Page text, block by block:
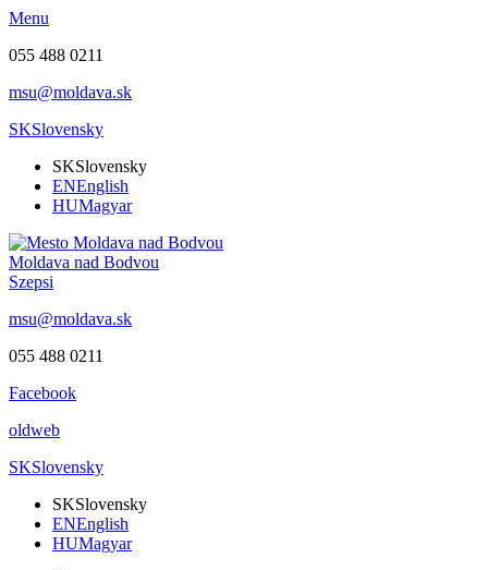
Menu
055 488 0211
msu@moldava.sk
SKSlovensky
SKSlovensky
ENEnglish
HUMagyar
Moldava nad Bodvou
Szepsi
msu@moldava.sk
055 488 0211
Facebook
oldweb
SKSlovensky
SKSlovensky
ENEnglish
HUMagyar